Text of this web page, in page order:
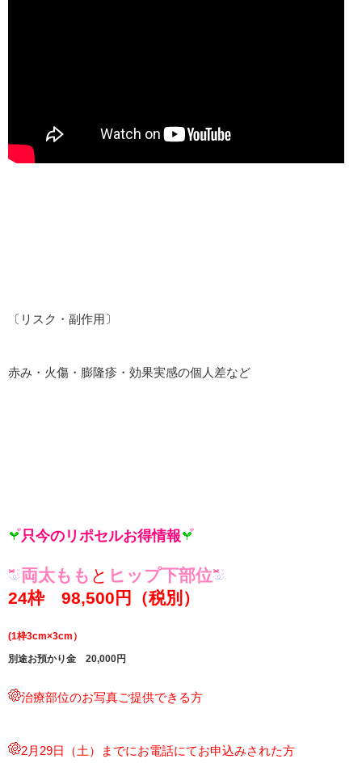
〔リスク・副作用〕
赤み・火傷・膨隆疹・効果実感の個人差など
只今のリポセルお得情報
両太もも と ヒップ下部位
24枠 98,500円（税別）
(1枠3cm×3cm）
別途お預かり金 20,000円
治療部位のお写真ご提供できる方
2月29日（土）までにお電話にてお申込みされた方